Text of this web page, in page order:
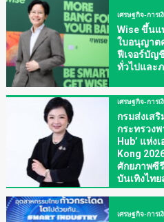
เศรษฐกิจ-การเ
Wise ขึ้นแ
ใบอนุญาต
ฟีเจอร์บัญ
ทั่วไปและ
เศรษฐกิจ-การเ
กรมส่งเส
กระทรวง
Hub’ แห่ง
Kong
ศักยภาพซี
บันเทิงไทย
เศรษฐกิจ-การเ